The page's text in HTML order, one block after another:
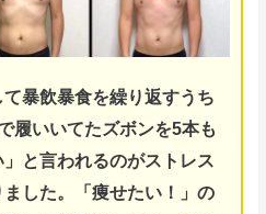
暴飲暴食を繰り返すうち
履いいてたズボンを5本も
と言われるのがストレス
した。
「痩せたい！」の